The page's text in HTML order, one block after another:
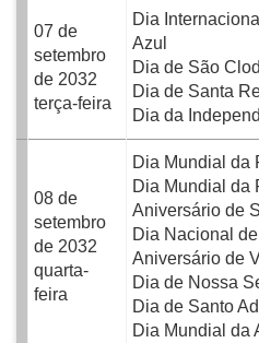
07 de
setembro
de 2032
terça-feira
Dia
Azul
Dia de São
Dia de Santa
Dia da
08 de
setembro
de 2032
quarta-
feira
Dia Mundial da
Dia Mundial da
Aniversário de
Dia Nacional
Aniversário de
Dia de Nossa
Dia de Santo
Dia Mundial da